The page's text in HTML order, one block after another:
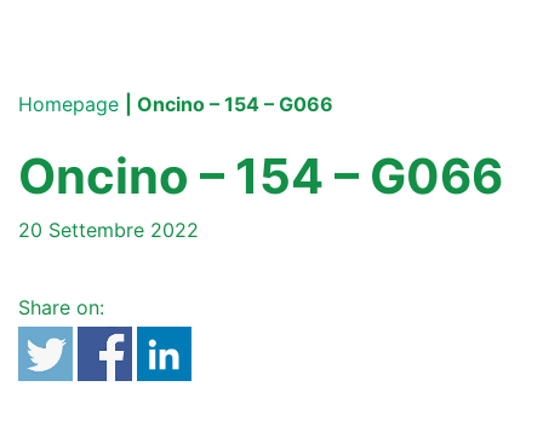
Homepage | Oncino – 154 – G066
Oncino – 154 – G066
20 Settembre 2022
Share on: